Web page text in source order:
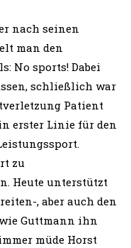
nach seinen
man den
No sports! Dabei
schließlich war
Patient
erster Linie für den
zu
Heute unterstützt
, aber auch den
Guttmann ihn
müde Horst